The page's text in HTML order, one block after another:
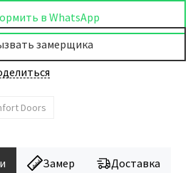
в WhatsApp
замерщика
Doors
Замер Доставка